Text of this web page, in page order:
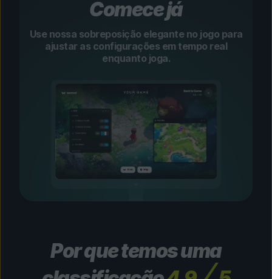
Comece já
Use nossa sobreposição elegante no jogo para
ajustar as configurações em tempo real
enquanto joga.
Por que temos uma